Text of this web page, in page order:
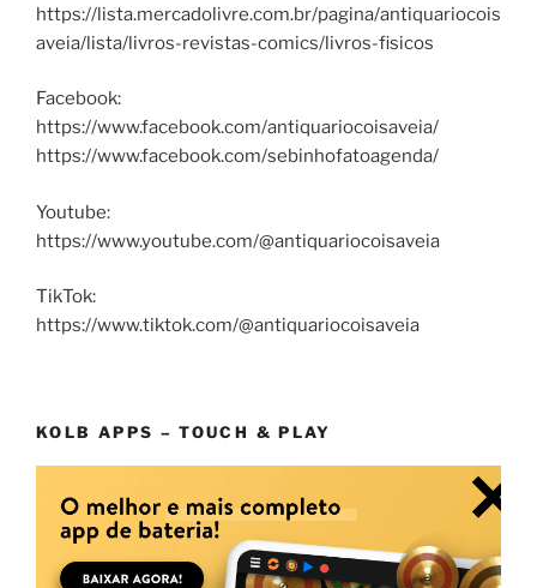
https://lista.mercadolivre.com.br/pagina/antiquariocois
aveia/lista/livros-revistas-comics/livros-fisicos
Facebook:
https://www.facebook.com/antiquariocoisaveia/
https://www.facebook.com/sebinhofatoagenda/
Youtube:
https://www.youtube.com/@antiquariocoisaveia
TikTok:
https://www.tiktok.com/@antiquariocoisaveia
KOLB APPS – TOUCH & PLAY